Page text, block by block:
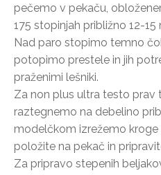
pečemo v pekaču,
175 stopinjah približno 12-
Nad paro stopimo temno
potopimo prestele in jih
praženimi lešniki.
Za non plus ultra testo prav
raztegnemo na debelino
modelčkom izrežemo
položite na pekač in
Za pripravo stepenih